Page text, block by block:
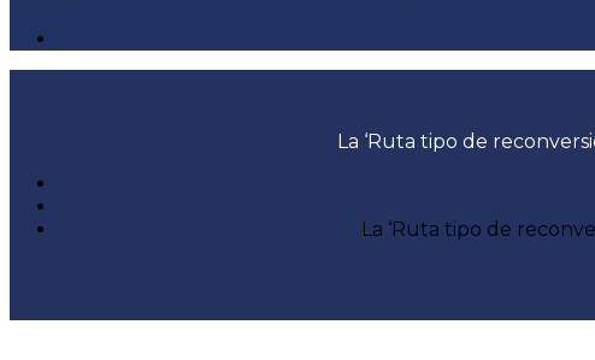
La ‘Ruta tipo de
La ‘Ruta tipo de